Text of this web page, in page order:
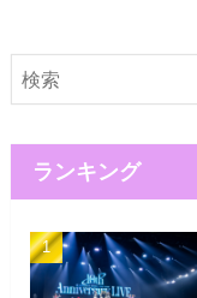
ランキング